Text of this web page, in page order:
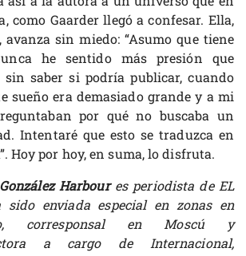
como Gaarder llegó a confesar. Ella,
sin miedo: “Asumo que tiene
he sentido más presión que
sin saber si podría publicar, cuando
sueño era demasiado grande y a mi
por qué no buscaba un
Intentaré que esto se traduzca en
Hoy por hoy, en suma, lo disfruta.
Harbour es periodista de EL
sido enviada especial en zonas en
corresponsal en Moscú y
a cargo de Internacional,